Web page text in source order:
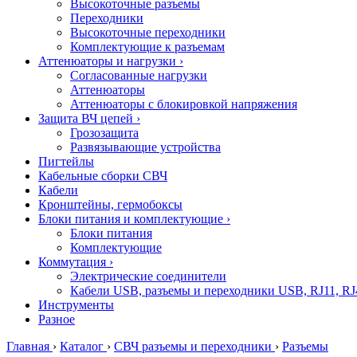
Высокоточные разъемы
Переходники
Высокоточные переходники
Комплектующие к разъемам
Аттенюаторы и нагрузки ›
Согласованные нагрузки
Аттенюаторы
Аттенюаторы с блокировкой напряжения
Защита ВЧ цепей ›
Грозозащита
Развязывающие устройства
Пигтейлы
Кабельные сборки СВЧ
Кабели
Кронштейны, гермобоксы
Блоки питания и комплектующие ›
Блоки питания
Комплектующие
Коммутация ›
Электрические соединители
Кабели USB, разъемы и переходники USB, RJ11,
Инструменты
Разное
Главная › Каталог › СВЧ разъемы и переходники › Разъемы